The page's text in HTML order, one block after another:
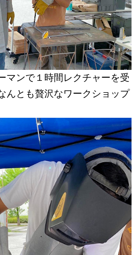
マンで１時間レクチャーを受
んとも贅沢なワークショップ